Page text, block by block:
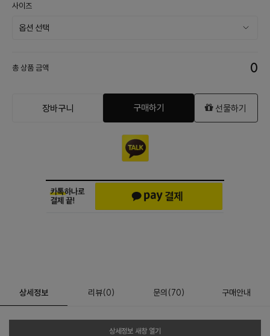
사이즈
총 상품 금액 0
장바구니 구매하기 선물하기
상세정보 리뷰(0) 문의 (70) 구매안내
상세정보 새창 열기